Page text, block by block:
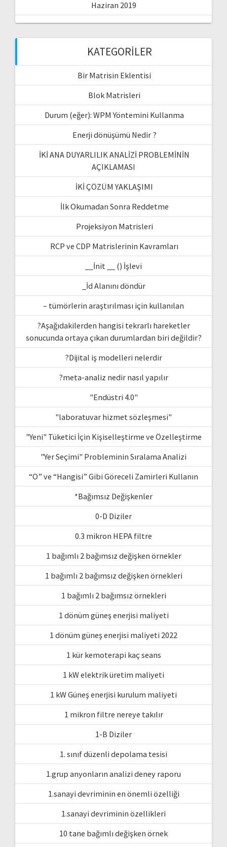
Haziran 2019
KATEGORILER
Bir Matrisin Eklentisi
Blok Matrisleri
Durum (eğer): WPM Yöntemini Kullanma
Enerji dönüşümü Nedir ?
İKİ ANA DUYARLILIK ANALİZİ PROBLEMİNİN
AÇIKLAMASI
İKİ ÇÖZÜM YAKLAŞIMI
İlk Okumadan Sonra Reddetme
Projeksiyon Matrisleri
RCP ve CDP Matrislerinin Kavramları
__İnit __ () İşlevi
_İd Alanını döndür
– tümörlerin araştırılması için kullanılan
?Aşağıdakilerden hangisi tekrarlı hareketler
sonucunda ortaya çıkan durumlardan biri değildir?
?Dijital iş modelleri nelerdir
?meta-analiz nedir nasıl yapılır
"Endüstri 4.0"
"laboratuvar hizmet sözleşmesi"
"Yeni" Tüketici İçin Kişiselleştirme ve Özelleştirme
"Yer Seçimi" Probleminin Sıralama Analizi
“O” ve “Hangisi” Gibi Göreceli Zamirleri Kullanın
*Bağımsız Değişkenler
0-D Diziler
0.3 mikron HEPA filtre
1 bağımlı 2 bağımsız değişken örnekler
1 bağımlı 2 bağımsız değişken örnekleri
1 bağımlı 2 bağımsız örnekleri
1 dönüm güneş enerjisi maliyeti
1 dönüm güneş enerjisi maliyeti 2022
1 kür kemoterapi kaç seans
1 kW elektrik üretim maliyeti
1 kW Güneş enerjisi kurulum maliyeti
1 mikron filtre nereye takılır
1-B Diziler
1. sınıf düzenli depolama tesisi
1.grup anyonların analizi deney raporu
1.sanayi devriminin en önemli özelliği
1.sanayi devriminin özellikleri
10 tane bağımlı değişken örnek